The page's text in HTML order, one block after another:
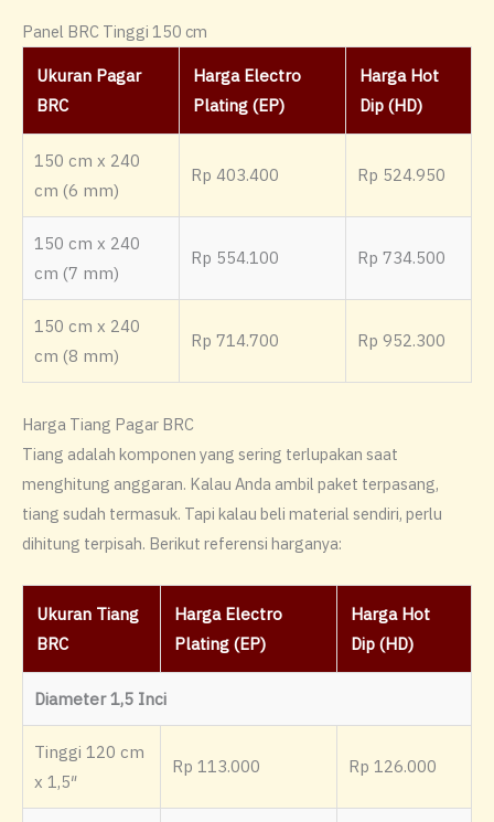
Panel BRC Tinggi 150 cm
Ukuran Pagar
BRC
Harga Electro
Plating (EP)
Harga Hot
Dip (HD)
150 cm x 240
cm (6 mm)
Rp 403.400 Rp 524.950
150 cm x 240
cm (7 mm)
Rp 554.100 Rp 734.500
150 cm x 240
cm (8 mm)
Rp 714.700 Rp 952.300
Harga Tiang Pagar BRC
Tiang adalah komponen yang sering terlupakan saat
menghitung anggaran. Kalau Anda ambil paket terpasang,
tiang sudah termasuk. Tapi kalau beli material sendiri, perlu
dihitung terpisah. Berikut referensi harganya:
Ukuran Tiang
BRC
Harga Electro
Plating (EP)
Harga Hot
Dip (HD)
Diameter 1,5 Inci
Tinggi 120 cm
x 1,5″
Rp 113.000 Rp 126.000